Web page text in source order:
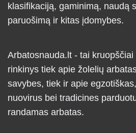
klasifikaciją, gaminimą, naudą
paruošimą ir kitas įdomybes.
Arbatosnauda.lt - tai
rinkinys tiek apie žolelių
savybes, tiek ir apie
nuovirus bei tradicines
randamas arbatas.